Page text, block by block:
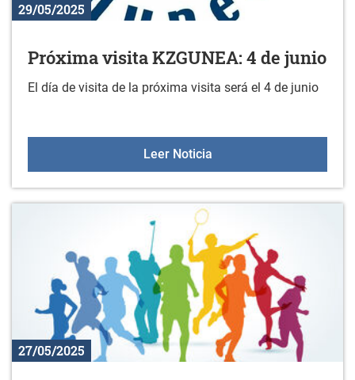
29/05/2025
Próxima visita KZGUNEA: 4 de junio
El día de visita de la próxima visita será el 4 de junio
Leer NoticiaPróxima visita
27/05/2025